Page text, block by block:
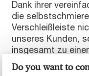
Do you want to
Dank ihrer
die
Verschleißleiste
unseres Kunden,
insgesamt zu
geringerem
Wartungsbedarf.